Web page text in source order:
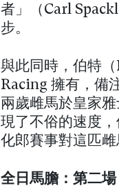
者」（Carl
步。
與此同時，伯特
Racing 擁有，備
兩歲雌馬於皇家
現了不俗的速度
化郎賽事對這匹雌
全日馬膽：第二場